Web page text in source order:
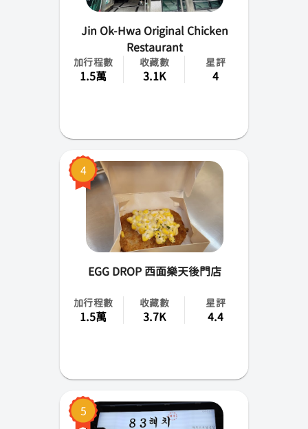
Jin Ok-Hwa Original Chicken
Restaurant
加行程數
1.5萬
收藏數
3.1K
星評
4
4
EGG DROP 西面樂天後門店
加行程數
1.5萬
收藏數
3.7K
星評
4.4
5